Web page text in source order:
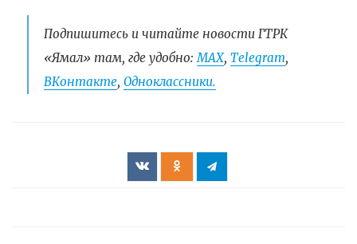
Подпишитесь и читайте новости ГТРК
«Ямал» там, где удобно: МАХ, Telegram,
ВКонтакте, Одноклассники.